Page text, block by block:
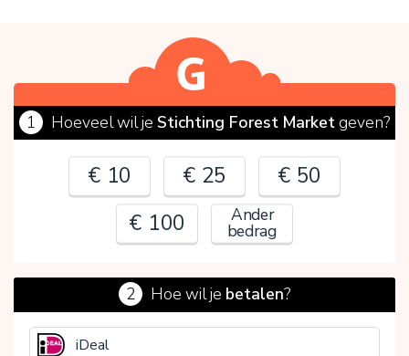
1 Hoeveel wil je Stichting Forest Marketgeven?
€ 10 € 25
€ 50
€ 100
Ander
bedrag
€
2 Hoe wil je betalen?
iDeal